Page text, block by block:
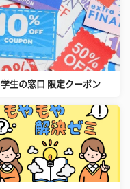
学生の窓口 限定クーポン